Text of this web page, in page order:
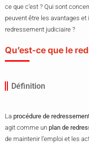
ce que c’est ? Qui sont
peuvent être les avantages
redressement judiciaire ?
Qu’est-ce que le
Définition
La procédure de
agit comme un plan de
de maintenir l’emploi et les